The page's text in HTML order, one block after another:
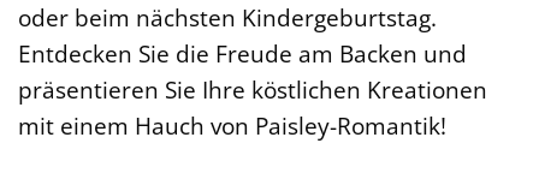
oder beim nächsten Kindergeburtstag.
Entdecken Sie die Freude am Backen und
präsentieren Sie Ihre köstlichen Kreationen
mit einem Hauch von Paisley-Romantik!